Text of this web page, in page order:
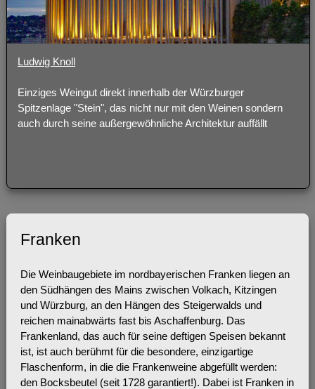
Ludwig Knoll
Einziges Weingut direkt innerhalb der Würzburger
Spitzenlage "Stein", das nicht nur mit den Weinen sondern
auch durch seine außergewöhnliche Architektur auffällt
Franken
Die Weinbaugebiete im nordbayerischen Franken liegen an
den Südhängen des Mains zwischen Volkach, Kitzingen
und Würzburg, an den Hängen des Steigerwalds und
reichen mainabwärts fast bis Aschaffenburg. Das
Frankenland, das auch für seine deftigen Speisen bekannt
ist, ist auch berühmt für die besondere, einzigartige
Flaschenform, in die die Frankenweine abgefüllt werden:
den Bocksbeutel (seit 1728 garantiert!). Dabei ist Franken in